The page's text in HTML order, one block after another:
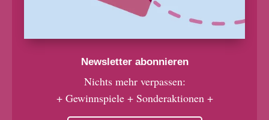
Newsletter abonnieren
Nichts mehr verpassen:
+ Gewinnspiele + Sonderaktionen +